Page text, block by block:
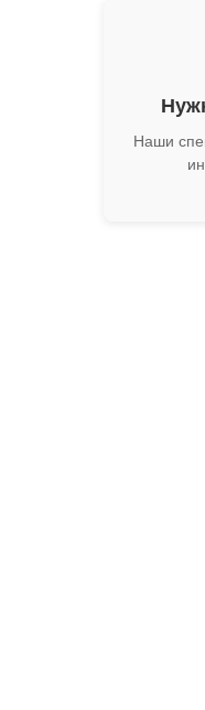
Наши